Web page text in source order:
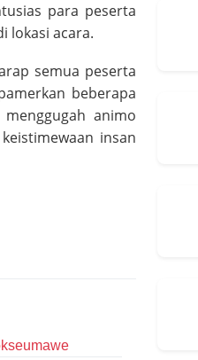
para peserta
lokasi acara.
semua peserta
beberapa
animo
insan